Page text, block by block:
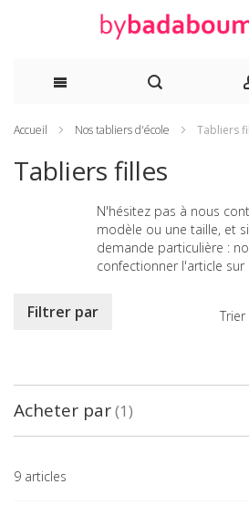
Accueil Nos tabliers d'école Tabliers
Tabliers filles
N'hésitez pas à nous
modèle ou une taille, et
demande particulière :
confectionner l'article sur
9 articles
Filtrer par
Acheter par